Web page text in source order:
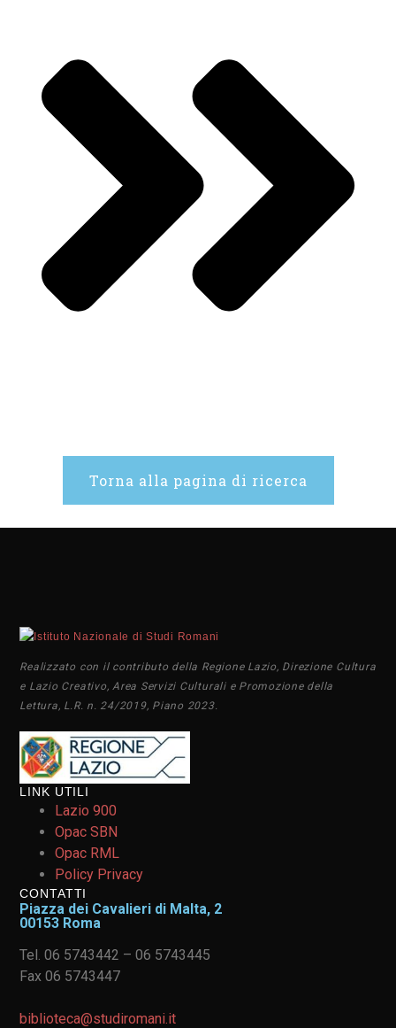
Torna alla pagina di ricerca
Realizzato con il contributo della Regione Lazio, Direzione Cultura
e Lazio Creativo, Area Servizi Culturali e Promozione della
Lettura, L.R. n. 24/2019, Piano 2023.
LINK UTILI
Lazio 900
Opac SBN
Opac RML
Policy Privacy
CONTATTI
Piazza dei Cavalieri di Malta, 2
00153 Roma
Tel. 06 5743442 – 06 5743445
Fax 06 5743447
biblioteca@studiromani.it